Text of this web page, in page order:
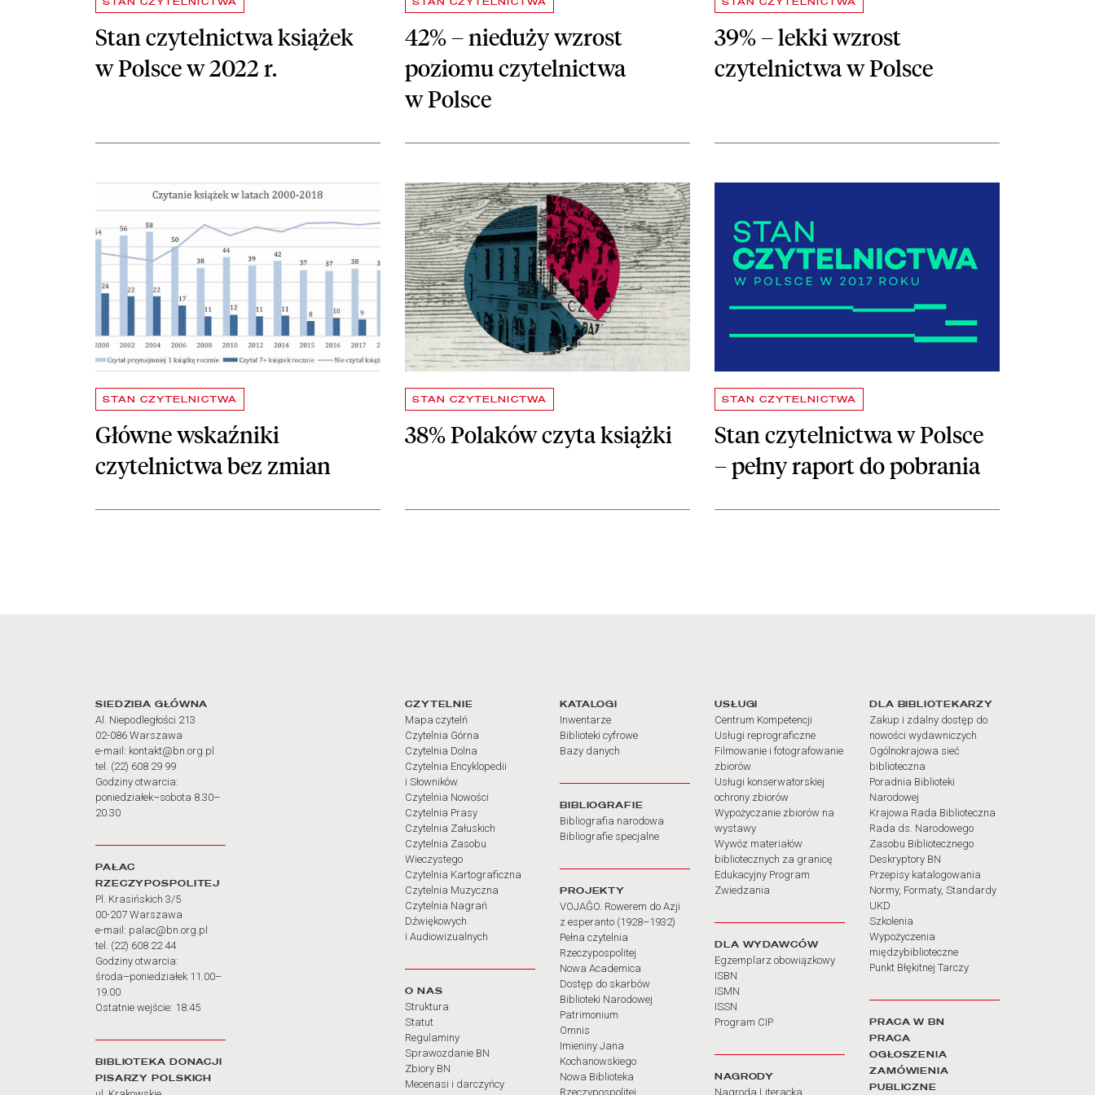
Stan czytelnictwa książek
w Polsce w 2022 r.
42% – nieduży wzrost
poziomu czytelnictwa
w Polsce
39% – lekki wzrost
czytelnictwa w Polsce
STAN CZYTELNICTWA
Główne wskaźniki
czytelnictwa bez zmian
czytaj więcej o Główne wskaźniki czytelnictwa bez zmian
STAN CZYTELNICTWA
38% Polaków czyta książki
czytaj więcej o 38% Polaków czyta książki
STAN CZYTELNICTWA
Stan czytelnictwa w Polsce
– pełny raport do pobrania
Adres oraz godziny otwarcia
SIEDZIBA GŁÓWNA
Al. Niepodległości 213
02-086 Warszawa
e-mail: kontakt@bn.org.pl
tel. (22) 608 29 99
Godziny otwarcia:
poniedziałek–sobota 8.30–
20.30
PAŁAC
RZECZYPOSPOLITEJ
Pl. Krasińskich 3/5
00-207 Warszawa
e-mail: palac@bn.org.pl
tel. (22) 608 22 44
Godziny otwarcia:
środa–poniedziałek 11.00–
19.00
Ostatnie wejście: 18:45
BIBLIOTEKA DONACJI
PISARZY POLSKICH
Linki do najważniejszych działów
CZYTELNIE
Mapa czytelń
Czytelnia Górna
Czytelnia Dolna
Czytelnia Encyklopedii
i Słowników
Czytelnia Nowości
Czytelnia Prasy
Czytelnia Załuskich
Czytelnia Zasobu
Wieczystego
Czytelnia Kartograficzna
Czytelnia Muzyczna
Czytelnia Nagrań
Dźwiękowych
i Audiowizualnych
O NAS
Struktura
Statut
Regulaminy
Sprawozdanie BN
Zbiory BN
Mecenasi i darczyńcy
KATALOGI
Inwentarze
Biblioteki cyfrowe
Bazy danych
BIBLIOGRAFIE
Bibliografia narodowa
Bibliografie specjalne
PROJEKTY
VOJAĜO. Rowerem do Azji
z esperanto (1928–1932)
Pełna czytelnia
Rzeczypospolitej
Nowa Academica
Dostęp do skarbów
Biblioteki Narodowej
Patrimonium
Omnis
Imieniny Jana
Kochanowskiego
Nowa Biblioteka
Rzeczypospolitej
USŁUGI
Centrum Kompetencji
Usługi reprograficzne
Filmowanie i fotografowanie
zbiorów
Usługi konserwatorskiej
ochrony zbiorów
Wypożyczanie zbiorów na
wystawy
Wywóz materiałów
bibliotecznych za granicę
Edukacyjny Program
Zwiedzania
DLA WYDAWCÓW
Egzemplarz obowiązkowy
ISBN
ISMN
ISSN
Program CIP
NAGRODY
Nagroda Literacka
DLA BIBLIOTEKARZY
Zakup i zdalny dostęp do
nowości wydawniczych
Ogólnokrajowa sieć
biblioteczna
Poradnia Biblioteki
Narodowej
Krajowa Rada Biblioteczna
Rada ds. Narodowego
Zasobu Bibliotecznego
Deskryptory BN
Przepisy katalogowania
Normy, Formaty, Standardy
UKD
Szkolenia
Wypożyczenia
międzybiblioteczne
Punkt Błękitnej Tarczy
PRACA W BN
PRACA
OGŁOSZENIA
ZAMÓWIENIA
PUBLICZNE